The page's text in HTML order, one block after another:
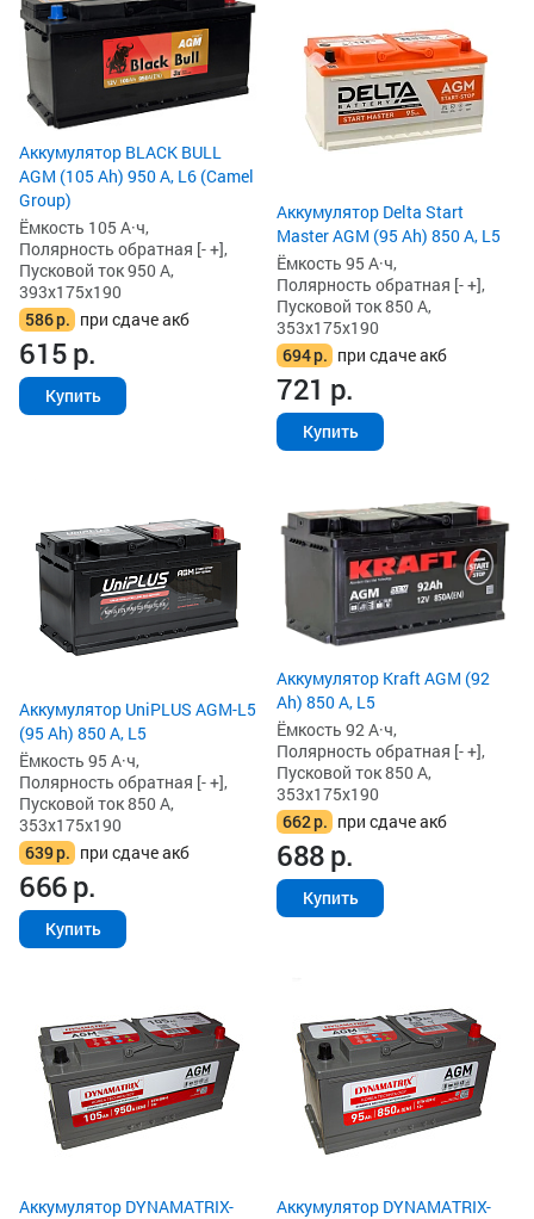
Аккумулятор BLACK BULL
AGM (105 Ah) 950 А, L6 (Camel
Group)
Ёмкость 105 А·ч,
Полярность обратная [- +],
Пусковой ток 950 А,
393x175x190
586р. при сдаче акб
615р.
Купить
Аккумулятор Delta Start
Master AGM (95 Ah) 850 А, L5
Ёмкость 95 А·ч,
Полярность обратная [- +],
Пусковой ток 850 А,
353x175x190
694р. при сдаче акб
721 р.
Купить
Аккумулятор UniPLUS AGM-L5
(95 Ah) 850 А, L5
Ёмкость 95 А·ч,
Полярность обратная [- +],
Пусковой ток 850 А,
353x175x190
639р. при сдаче акб
666р.
Купить
Аккумулятор Kraft AGM (92
Ah) 850 А, L5
Ёмкость 92 А·ч,
Полярность обратная [- +],
Пусковой ток 850 А,
353x175x190
662р. при сдаче акб
688р.
Купить
Аккумулятор DYNAMATRIX-
Аккумулятор DYNAMATRIX-